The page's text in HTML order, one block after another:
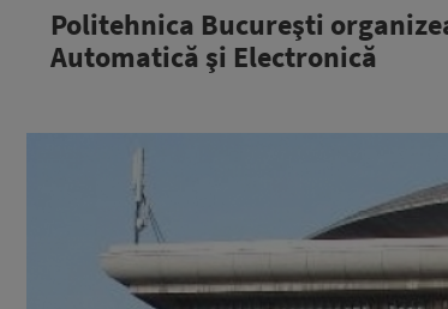
Politehnica Bucureşti
Automatică şi Electronică